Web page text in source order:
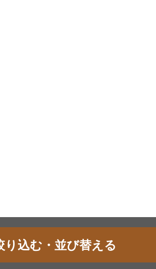
り込む・並び替える